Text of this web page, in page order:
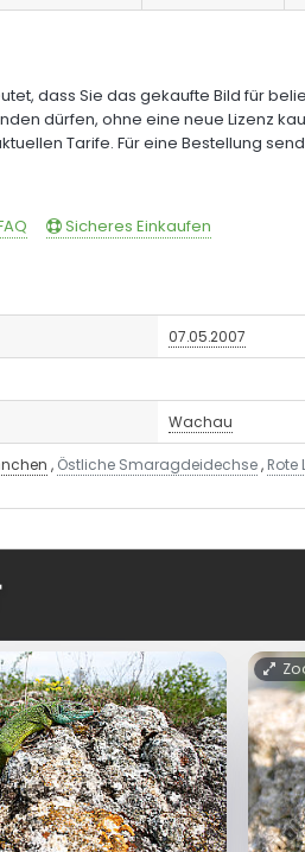
dass Sie das gekaufte Bild für
dürfen, ohne eine neue Lizenz
Tarife. Für eine Bestellung
Sicheres Einkaufen
07.05.2007
Wachau
, Östliche Smaragdeidechse, Rote